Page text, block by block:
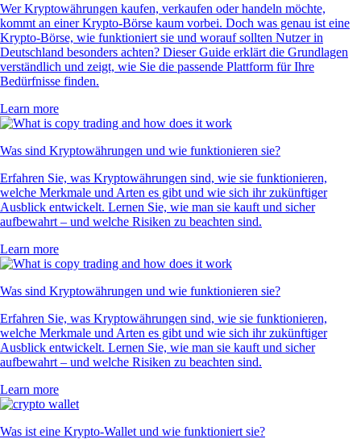
Wer Kryptowährungen kaufen, verkaufen oder handeln möchte,
kommt an einer Krypto-Börse kaum vorbei. Doch was genau ist eine
Krypto-Börse, wie funktioniert sie und worauf sollten Nutzer in
Deutschland besonders achten? Dieser Guide erklärt die Grundlagen
verständlich und zeigt, wie Sie die passende Plattform für Ihre
Bedürfnisse finden.
Learn more
Was sind Kryptowährungen und wie funktionieren sie?
Erfahren Sie, was Kryptowährungen sind, wie sie funktionieren,
welche Merkmale und Arten es gibt und wie sich ihr zukünftiger
Ausblick entwickelt. Lernen Sie, wie man sie kauft und sicher
aufbewahrt – und welche Risiken zu beachten sind.
Learn more
Was sind Kryptowährungen und wie funktionieren sie?
Erfahren Sie, was Kryptowährungen sind, wie sie funktionieren,
welche Merkmale und Arten es gibt und wie sich ihr zukünftiger
Ausblick entwickelt. Lernen Sie, wie man sie kauft und sicher
aufbewahrt – und welche Risiken zu beachten sind.
Learn more
Was ist eine Krypto-Wallet und wie funktioniert sie?